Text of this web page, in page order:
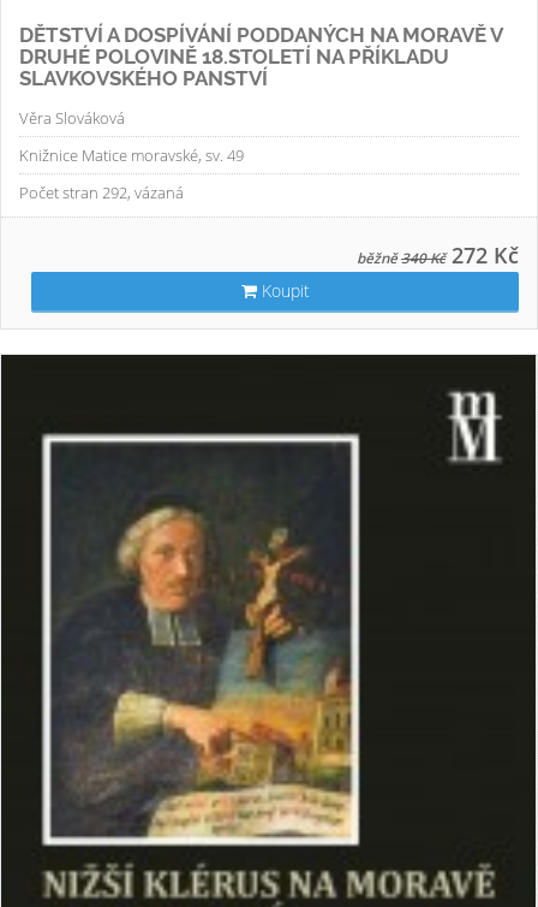
DĚTSTVÍ A DOSPÍVÁNÍ PODDANÝCH NA MORAVĚ V
DRUHÉ POLOVINĚ 18.STOLETÍ NA PŘÍKLADU
SLAVKOVSKÉHO PANSTVÍ
Věra Slováková
Knižnice Matice moravské, sv. 49
Počet stran 292, vázaná
běžně340 Kč 272 Kč
Koupit